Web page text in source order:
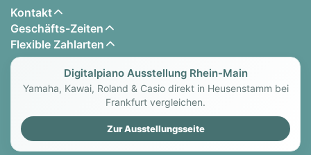
weitere Stimmungen, Oktavverschiebung: 4
Oktaven (-2 bis 0 bis +2), Bedientafelsperre:
Ja
MIDI: (über den Wireless MIDI & Audio Adapter
oder USB-B-Anschluss)
Ein-/Ausgangsanschlüsse: Kopfhörer-Buchse:
Stereo-Klinkenbuchse x 2,
Netzadapteranschluss, USB-Port: Typ A, Typ
B, Pedalbuchse: Ja,
Kontakt
Geschäfts-Zeiten
Flexible Zahlarten
Digitalpiano Ausstellung Rhein-Main
Yamaha, Kawai, Roland & Casio direkt in Heusenstamm bei
Frankfurt vergleichen.
Zur Ausstellungsseite